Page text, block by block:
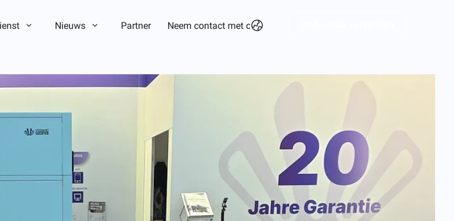
Nieuws Partner Neem contact met ons op